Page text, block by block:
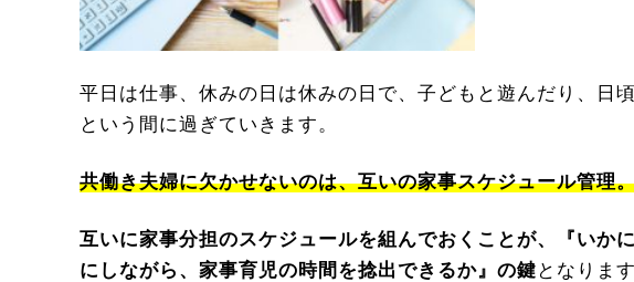
平日は仕事、休みの日は休みの日で、子どもと遊んだり、日
という間に過ぎていきます。
共働き夫婦に欠かせないのは、互いの家事スケジュール管理
互いに家事分担のスケジュールを組んでおくことが、『いか
にしながら、家事育児の時間を捻出できるか』の鍵 となります